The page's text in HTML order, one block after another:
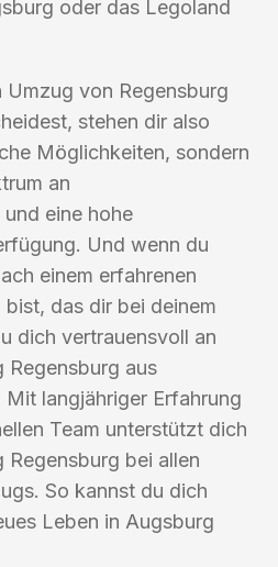
oder das Legoland
von Regensburg
stehen dir also
Möglichkeiten, sondern
an
eine hohe
Und wenn du
einem erfahrenen
das dir bei deinem
dich vertrauensvoll an
Regensburg aus
langjähriger Erfahrung
Team unterstützt dich
bei allen
So kannst du dich
Leben in Augsburg